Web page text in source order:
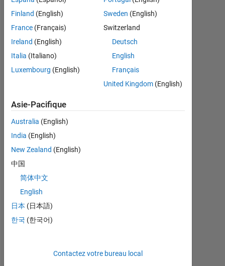
Tableau de bord
Statistiques
MATLAB Answers
CONTRIBUTIONS
06/20
02/21
10/21
06/22
02/23
06/24
02/25
10/25
06/26
03/21
12/21
09/22
06/23
03/24
12/24
09/25
RANG
Finland (English)
France (Français)
Ireland (English)
Italia (Italiano)
Luxembourg (English)
Sweden (English)
Switzerland
Deutsch
English
Français
United Kingdom(English)
Asie-Pacifique
Australia (English)
India (English)
New Zealand (English)
中国
简体中文
English
日本 (日本語)
한국 (한국어)
Contactez votre bureau local